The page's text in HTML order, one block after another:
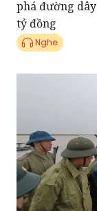
Nghe
Bản tin tổng